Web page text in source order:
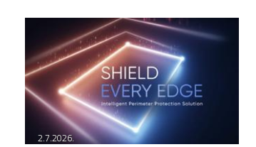
2.7.2026.